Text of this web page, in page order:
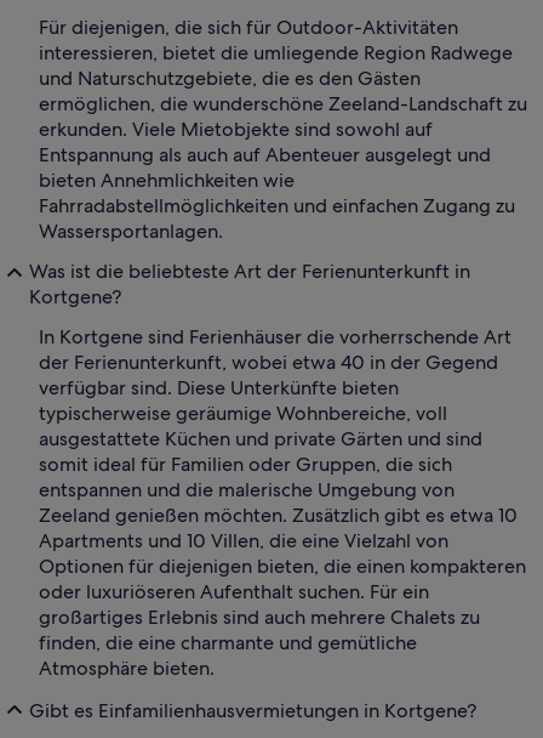
Für diejenigen, die sich für Outdoor-Aktivitäten
interessieren, bietet die umliegende Region Radwege
und Naturschutzgebiete, die es den Gästen
ermöglichen, die wunderschöne Zeeland-Landschaft zu
erkunden. Viele Mietobjekte sind sowohl auf
Entspannung als auch auf Abenteuer ausgelegt und
bieten Annehmlichkeiten wie
Fahrradabstellmöglichkeiten und einfachen Zugang zu
Wassersportanlagen.
Was ist die beliebteste Art der Ferienunterkunft in
Kortgene?
In Kortgene sind Ferienhäuser die vorherrschende Art
der Ferienunterkunft, wobei etwa 40 in der Gegend
verfügbar sind. Diese Unterkünfte bieten
typischerweise geräumige Wohnbereiche, voll
ausgestattete Küchen und private Gärten und sind
somit ideal für Familien oder Gruppen, die sich
entspannen und die malerische Umgebung von
Zeeland genießen möchten. Zusätzlich gibt es etwa 10
Apartments und 10 Villen, die eine Vielzahl von
Optionen für diejenigen bieten, die einen kompakteren
oder luxuriöseren Aufenthalt suchen. Für ein
großartiges Erlebnis sind auch mehrere Chalets zu
finden, die eine charmante und gemütliche
Atmosphäre bieten.
Gibt es Einfamilienhausvermietungen in Kortgene?